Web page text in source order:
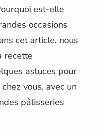
est-elle
occasions
cet article, nous
recette
astuces pour
vous, avec un
pâtisseries